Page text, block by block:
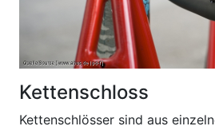
Kettenschloss
Kettenschlösser sind aus